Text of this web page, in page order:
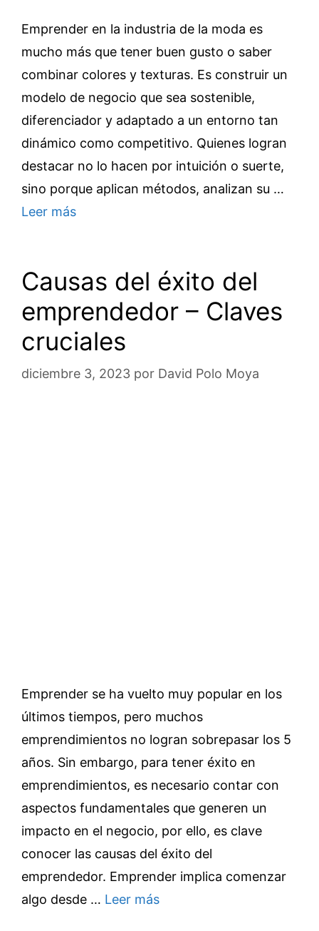
Emprender en la industria de la moda es
mucho más que tener buen gusto o saber
combinar colores y texturas. Es construir un
modelo de negocio que sea sostenible,
diferenciador y adaptado a un entorno tan
dinámico como competitivo. Quienes logran
destacar no lo hacen por intuición o suerte,
sino porque aplican métodos, analizan su …
Leer más
Causas del éxito del
emprendedor – Claves
cruciales
diciembre 3, 2023 por David Polo Moya
Emprender se ha vuelto muy popular en los
últimos tiempos, pero muchos
emprendimientos no logran sobrepasar los 5
años. Sin embargo, para tener éxito en
emprendimientos, es necesario contar con
aspectos fundamentales que generen un
impacto en el negocio, por ello, es clave
conocer las causas del éxito del
emprendedor. Emprender implica comenzar
algo desde … Leer más